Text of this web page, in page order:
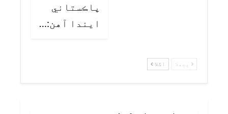
پاڪستاني
ايندا آهن:…
پچھلا اگلا